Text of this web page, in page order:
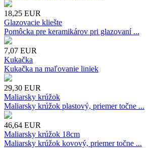
18,25 EUR
Glazovacie kliešte
Pomôcka pre keramikárov pri glazovaní ...
7,07 EUR
Kukačka
Kukačka na maľovanie liniek
29,30 EUR
Maliarsky krúžok
Maliarsky krúžok plastový, priemer točne ...
46,64 EUR
Maliarsky krúžok 18cm
Maliarsky krúžok kovový, priemer točne ...